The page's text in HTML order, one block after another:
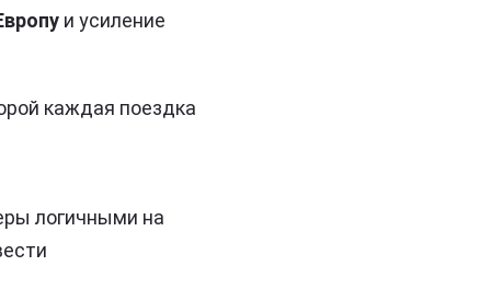
и усиление
каждая поездка
логичными на